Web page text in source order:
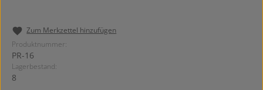
Zum Merkzettel hinzufügen
Produktnummer:
PR-16
Lagerbestand:
8